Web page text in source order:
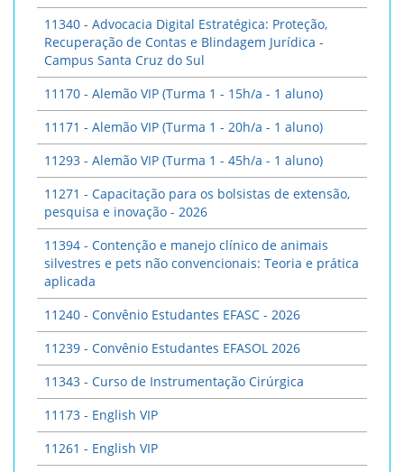
11340 - Advocacia Digital Estratégica: Proteção,
Recuperação de Contas e Blindagem Jurídica -
Campus Santa Cruz do Sul
11170 - Alemão VIP (Turma 1 - 15h/a - 1 aluno)
11171 - Alemão VIP (Turma 1 - 20h/a - 1 aluno)
11293 - Alemão VIP (Turma 1 - 45h/a - 1 aluno)
11271 - Capacitação para os bolsistas de extensão,
pesquisa e inovação - 2026
11394 - Contenção e manejo clínico de animais
silvestres e pets não convencionais: Teoria e prática
aplicada
11240 - Convênio Estudantes EFASC - 2026
11239 - Convênio Estudantes EFASOL 2026
11343 - Curso de Instrumentação Cirúrgica
11173 - English VIP
11261 - English VIP